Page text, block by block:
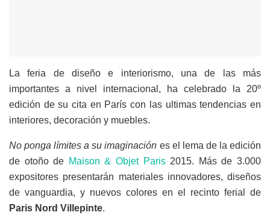
La feria de diseño e interiorismo, una de las más
importantes a nivel internacional, ha celebrado la 20º
edición de su cita en París con las ultimas tendencias en
interiores, decoración y muebles.
No ponga límites a su imaginación es el lema de la edición
de otoño de Maison & Objet Paris2015. Más de 3.000
expositores presentarán materiales innovadores, diseños
de vanguardia, y nuevos colores en e l recinto ferial de
Paris Nord Villepinte.